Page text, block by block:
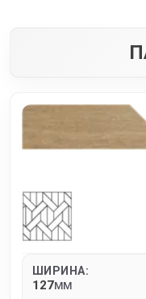
ШИРИНА:
127MM